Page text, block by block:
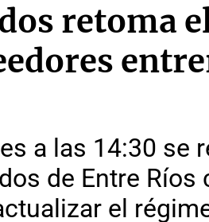
retoma
a las 14:30 se
de Entre
el